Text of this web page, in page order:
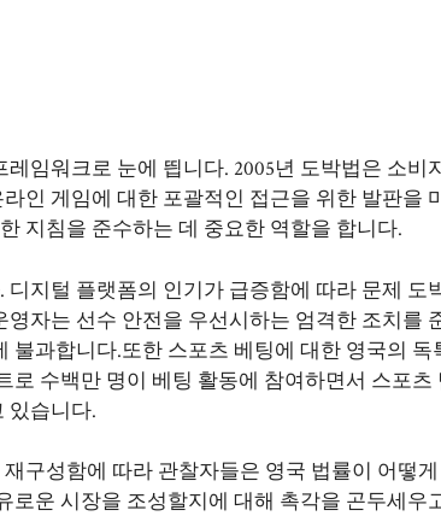
임워크로 눈에 띕니다. 2005년 도박법은 소비
인 게임에 대한 포괄적인 접근을 위한 발판을
지침을 준수하는 데 중요한 역할을 합니다.
지털 플랫폼의 인기가 급증함에 따라 문제 도
자는 선수 안전을 우선시하는 엄격한 조치를
과합니다.또한 스포츠 베팅에 대한 영국의 독
수백만 명이 베팅 활동에 참여하면서 스포츠
있습니다.
구성함에 따라 관찰자들은 영국 법률이 어떻
운 시장을 조성할지에 대해 촉각을 곤두세우